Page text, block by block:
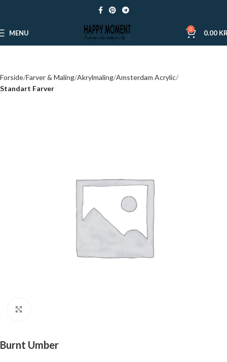
MENU 0 0.00
Forside Farver & Maling Akrylmaling Amsterdam Acrylic
Standart Farver
Burnt Umber